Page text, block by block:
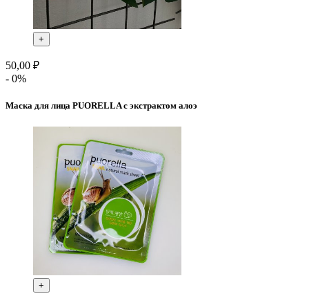
+
50,00 ₽
- 0%
Маска для лица PUORELLA с экстрактом алоэ
+